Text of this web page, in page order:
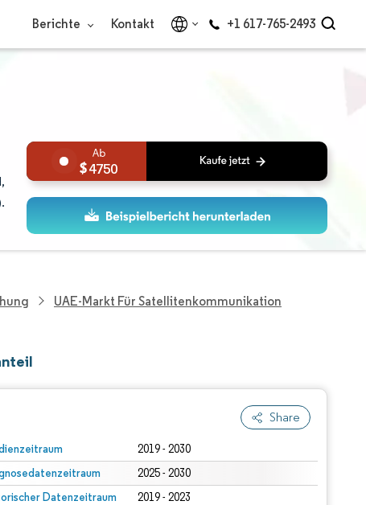
Berichte Kontakt +1 617-765-2493
4750
UAE-Markt Für Satellitenkommunikation
Share
2019 - 2030
2025 - 2030
Datenzeitraum 2019 - 2023